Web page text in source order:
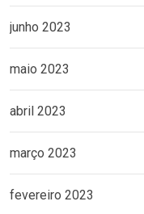
junho 2023
maio 2023
abril 2023
março 2023
fevereiro 2023